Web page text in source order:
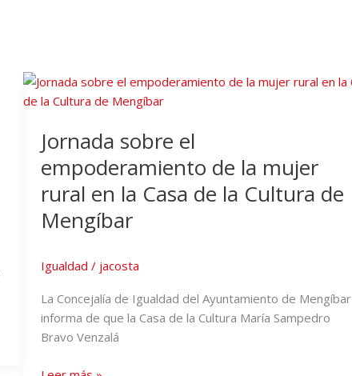
Jornada sobre el
empoderamiento de la mujer
rural en la Casa de la Cultura de
Mengíbar
Igualdad / jacosta
La Concejalía de Igualdad del Ayuntamiento de Mengíbar
informa de que la Casa de la Cultura María Sampedro
Bravo Venzalá